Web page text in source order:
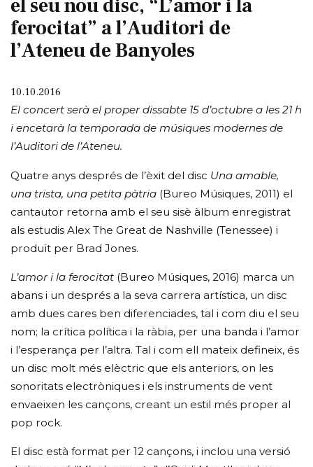
el seu nou disc, “L’amor i la
ferocitat” a l’Auditori de
l’Ateneu de Banyoles
10.10.2016
El concert serà el proper dissabte 15 d’octubre a les 21 h
i encetarà la temporada de músiques modernes de
l’Auditori de l’Ateneu.
Quatre anys després de l’èxit del disc Una amable,
una trista, una petita pàtria (Bureo Músiques, 2011) el
cantautor retorna amb el seu sisè àlbum enregistrat
als estudis Alex The Great de Nashville (Tenessee) i
produït per Brad Jones.
L’amor i la ferocitat (Bureo Músiques, 2016) marca un
abans i un després a la seva carrera artística, un disc
amb dues cares ben diferenciades, tal i com diu el seu
nom; la crítica política i la ràbia, per una banda i l’amor
i l’esperança per l’altra. Tal i com ell mateix defineix, és
un disc molt més elèctric que els anteriors, on les
sonoritats electròniques i els instruments de vent
envaeixen les cançons, creant un estil més proper al
pop rock.
El disc està format per 12 cançons, i inclou una versió